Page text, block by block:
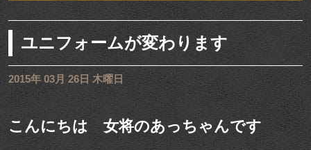
ユニフォームが変わります
2015年 03月 26日 木曜日
こんにちは 女将のあっちゃんです